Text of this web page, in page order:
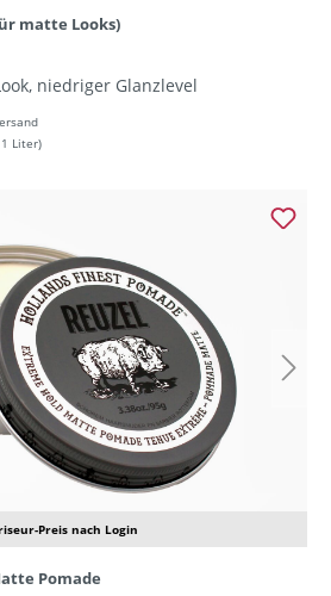
matte Looks)
niedriger Glanzlevel
Liter)
Preis nach Login
Pomade